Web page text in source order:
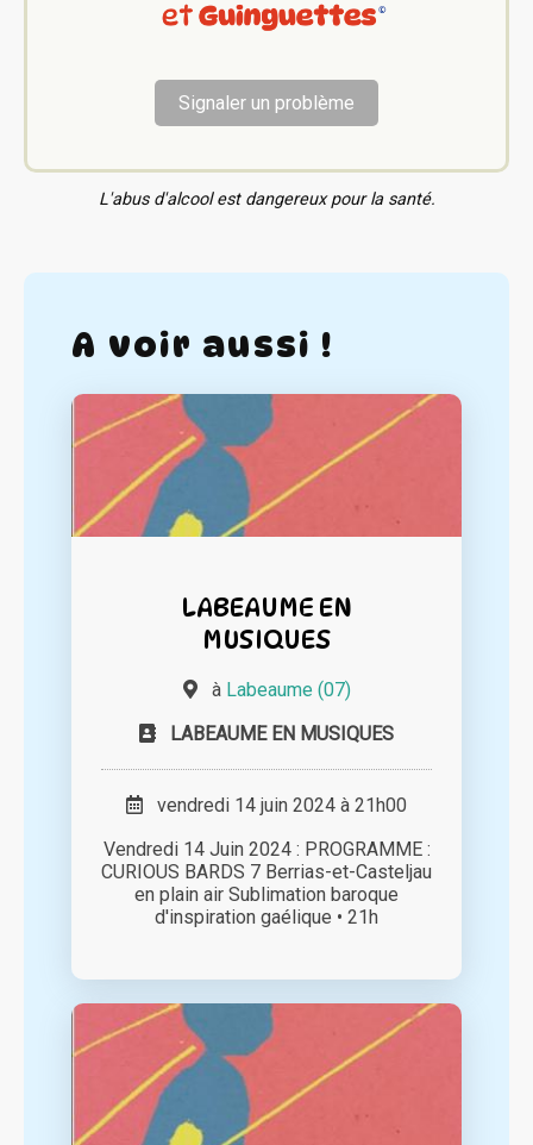
Signaler un problème
L'abus d'alcool est dangereux pour la santé.
A voir aussi !
LABEAUME EN
MUSIQUES
à Labeaume (07)
LABEAUME EN MUSIQUES
vendredi 14 juin 2024 à 21h00
Vendredi 14 Juin 2024 : PROGRAMME :
CURIOUS BARDS 7 Berrias-et-Casteljau
en plain air Sublimation baroque
d'inspiration gaélique • 21h